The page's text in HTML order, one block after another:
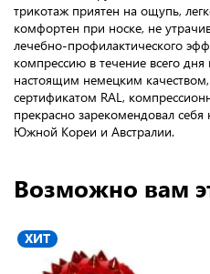
трикотаж приятен на ощупь,
комфортен при носке, не
лечебно-профилактического
компрессию в течение всего
настоящим немецким
сертификатом RAL,
прекрасно зарекомендовал
Южной Кореи и Австралии.
Возможно вам
ХИТ